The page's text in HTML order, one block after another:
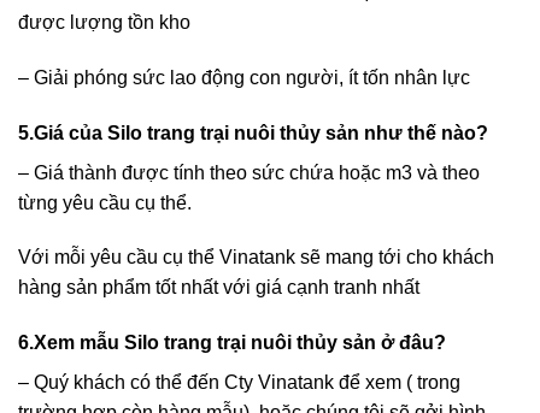
được lượng tồn kho
– Giải phóng sức lao động con người, ít tốn nhân lực
5.Giá của Silo trang trại nuôi thủy sản như thế nào?
– Giá thành được tính theo sức chứa hoặc m3 và theo
từng yêu cầu cụ thể.
Với mỗi yêu cầu cụ thể Vinatank sẽ mang tới cho khách
hàng sản phẩm tốt nhất với giá cạnh tranh nhất
6.Xem mẫu Silo trang trại nuôi thủy sản ở đâu?
– Quý khách có thể đến Cty Vinatank để xem ( trong